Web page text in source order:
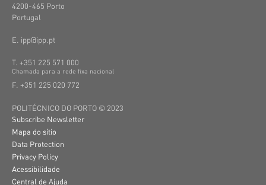
4200-465 Porto
Portugal
E. ipp@ipp.pt
T. +351 225 571 000
Chamada para a rede fixa nacional
F. +351 225 020 772
POLITÉCNICO DO PORTO © 2023
Subscribe Newsletter
Mapa do sítio
Data Protection
Privacy Policy
Acessibilidade
Central de Ajuda